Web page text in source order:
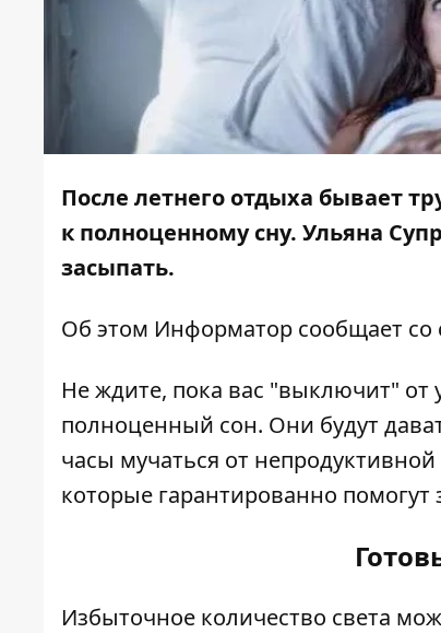
После летнего отдыха бывает
к полноценному сну. Ульяна
засыпать.
Об этом Информатор сообщает
Не ждите, пока вас "выключит" от
полноценный сон. Они будут
часы мучаться от
которые гарантированно помогут
Избыточное количество света